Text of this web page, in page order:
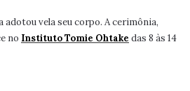
adotou vela seu corpo. A cerimônia,
no Instituto Tomie Ohtake das 8 às 14